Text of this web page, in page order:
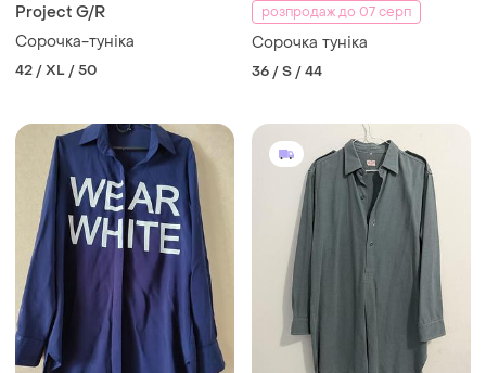
Project G/R
Сорочка-туніка
42 / XL / 50
розпродаж до 07 серп
Сорочка туніка
36 / S / 44